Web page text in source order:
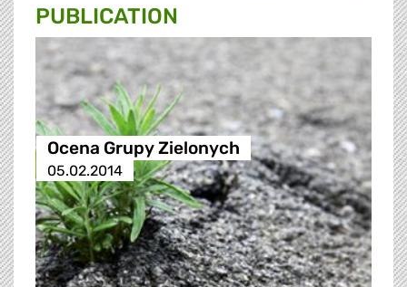
PUBLICATION
Ocena Grupy Zielonych
05.02.2014